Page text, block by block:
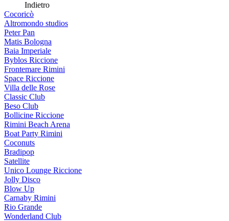
Indietro
Cocoricò
Altromondo studios
Peter Pan
Matis Bologna
Baia Imperiale
Byblos Riccione
Frontemare Rimini
Space Riccione
Villa delle Rose
Classic Club
Beso Club
Bollicine Riccione
Rimini Beach Arena
Boat Party Rimini
Coconuts
Bradipop
Satellite
Unico Lounge Riccione
Jolly Disco
Blow Up
Carnaby Rimini
Rio Grande
Wonderland Club